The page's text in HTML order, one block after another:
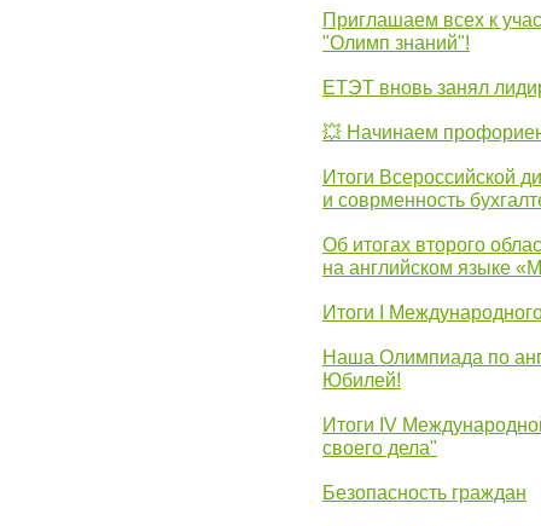
Приглашаем всех к
"Олимп знаний"!
ЕТЭТ вновь занял
💥 Начинаем
Итоги Всероссийской
и соврменность
Об итогах второго
на английском языке
Итоги I
Наша Олимпиада по
Юбилей!
Итоги IV
своего дела"
Безопасность граждан